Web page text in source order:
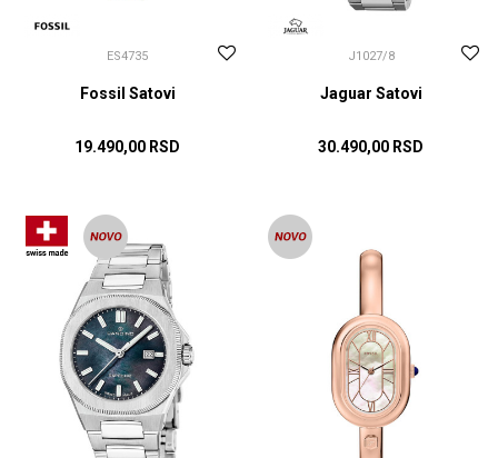
ES4735
Fossil Satovi
19.490,00 RSD
DODAJ U KORPU
J1027/8
Jaguar Satovi
30.490,00 RSD